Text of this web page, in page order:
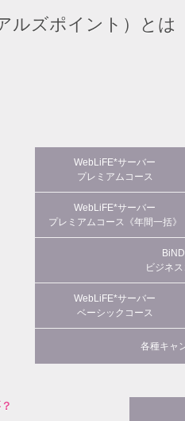
ルズポイント）とは
WebLiFE*サーバー
プレミアムコース
WebLiFE*サーバー
プレミアムコース《年間一括》
ビジネ
WebLiFE*サーバー
ベーシックコース
各種キャ